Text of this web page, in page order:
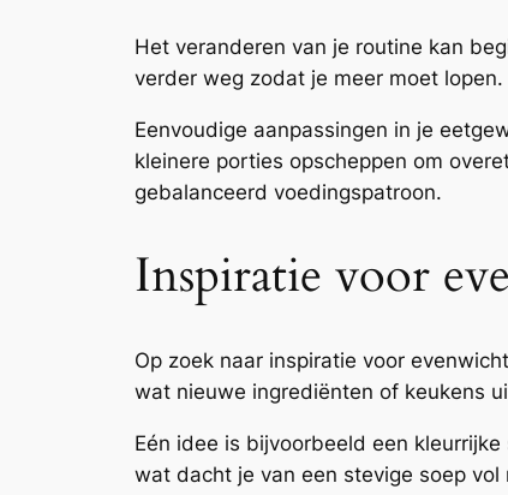
Het veranderen van je routine kan
verder weg zodat je meer moet
Eenvoudige aanpassingen in je
kleinere porties opscheppen om
gebalanceerd voedingspatroon.
Inspiratie voor
Op zoek naar inspiratie voor
wat nieuwe ingrediënten of keukens
Eén idee is bijvoorbeeld een
wat dacht je van een stevige soep